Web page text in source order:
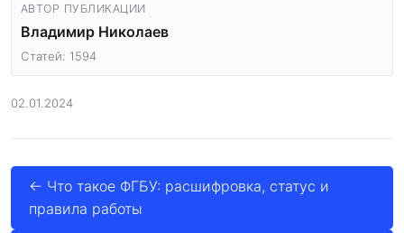
АВТОР ПУБЛИКАЦИИ
Владимир Николаев
Статей: 1594
02.01.2024
← Что такое ФГБУ: расшифровка, статус и
правила работы